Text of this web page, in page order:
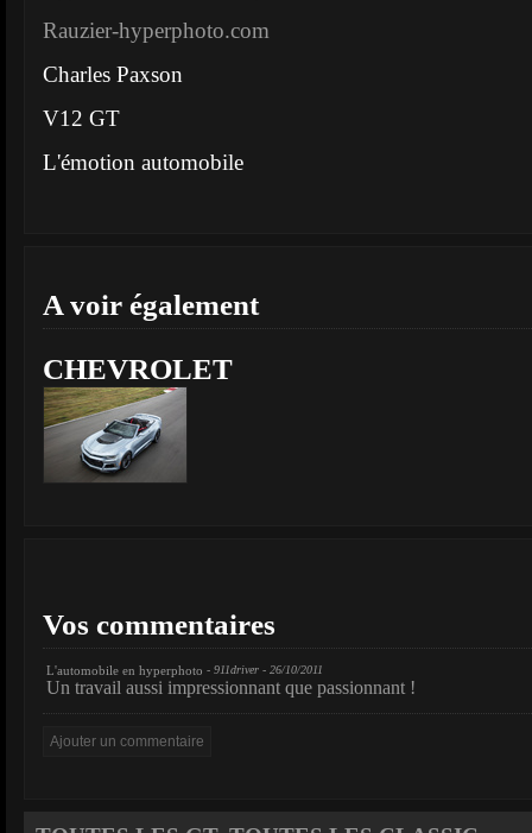
Rauzier-hyperphoto.com
Charles Paxson
V12 GT
L'émotion automobile
A voir également
CHEVROLET
Vos commentaires
L'automobile en hyperphoto - 911driver - 26/10/2011
Un travail aussi impressionnant que passionnant !